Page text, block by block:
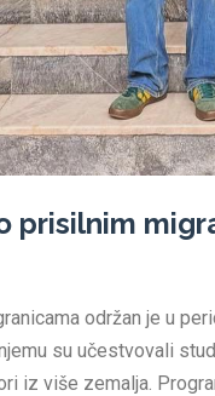
prisilnim
održan je u
su učestvovali
iz više zemalja.